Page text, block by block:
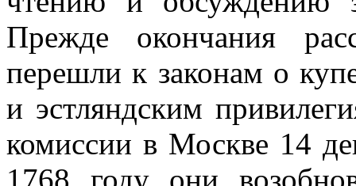
Прежде окончания
перешли к законам о
и эстляндским
комиссии в Москве 14